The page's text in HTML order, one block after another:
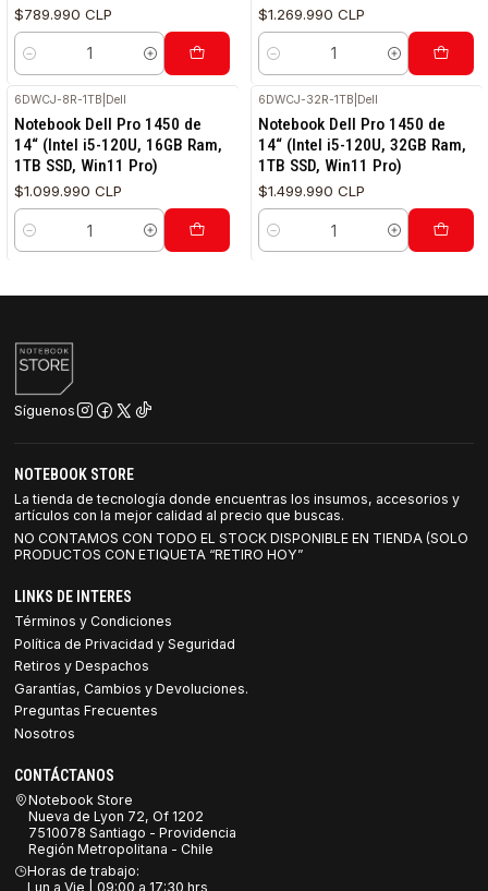
$789.990 CLP
Cantidad
$1.269.990 CLP
Cantidad
6DWCJ-8R-1TB Dell
Notebook Dell Pro 1450 de
14“ (Intel i5-120U, 16GB Ram,
1TB SSD, Win11 Pro)
$1.099.990 CLP
Cantidad
6DWCJ-32R-1TB Dell
Notebook Dell Pro 1450 de
14“ (Intel i5-120U, 32GB Ram,
1TB SSD, Win11 Pro)
$1.499.990 CLP
Cantidad
Síguenos
NOTEBOOK STORE
La tienda de tecnología donde encuentras los insumos, accesorios y
artículos con la mejor calidad al precio que buscas.
NO CONTAMOS CON TODO EL STOCK DISPONIBLE EN TIENDA (SOLO
PRODUCTOS CON ETIQUETA “RETIRO HOY”
LINKS DE INTERES
Términos y Condiciones
Política de Privacidad y Seguridad
Retiros y Despachos
Garantías, Cambios y Devoluciones.
Preguntas Frecuentes
Nosotros
CONTÁCTANOS
Notebook Store
Nueva de Lyon 72, Of 1202
7510078 Santiago - Providencia
Región Metropolitana - Chile
Horas de trabajo:
Lun a Vie | 09:00 a 17:30 hrs